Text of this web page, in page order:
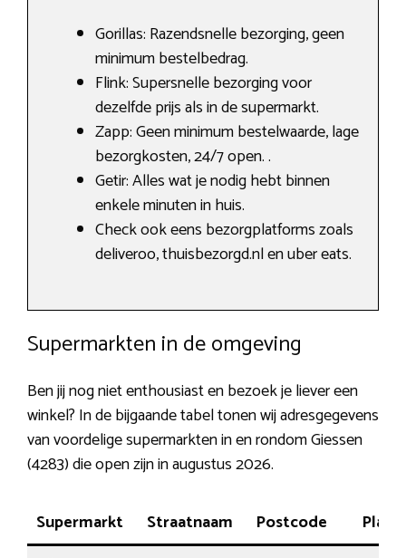
Gorillas: Razendsnelle bezorging, geen
minimum bestelbedrag.
Flink: Supersnelle bezorging voor
dezelfde prijs als in de supermarkt.
Zapp: Geen minimum bestelwaarde, lage
bezorgkosten, 24/7 open. .
Getir: Alles wat je nodig hebt binnen
enkele minuten in huis.
Check ook eens bezorgplatforms zoals
deliveroo, thuisbezorgd.nl en uber eats.
Supermarkten in de omgeving
Ben jij nog niet enthousiast en bezoek je liever een
winkel? In de bijgaande tabel tonen wij adresgegevens
van voordelige supermarkten in en rondom Giessen
(4283) die open zijn in augustus 2026.
Supermarkt Straatnaam Postcode
Plaats